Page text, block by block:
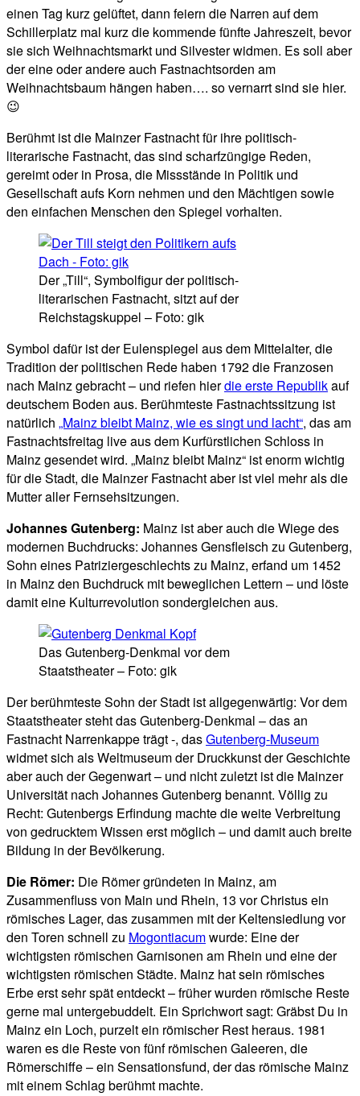
einen Tag kurz gelüftet, dann feiern die Narren auf dem
Schillerplatz mal kurz die kommende fünfte Jahreszeit, bevor
sie sich Weihnachtsmarkt und Silvester widmen. Es soll aber
der eine oder andere auch Fastnachtsorden am
Weihnachtsbaum hängen haben…. so vernarrt sind sie hier.
😉
Berühmt ist die Mainzer Fastnacht für ihre politisch-
literarische Fastnacht, das sind scharfzüngige Reden,
gereimt oder in Prosa, die Missstände in Politik und
Gesellschaft aufs Korn nehmen und den Mächtigen sowie
den einfachen Menschen den Spiegel vorhalten.
Der „Till“, Symbolfigur der politisch-
literarischen Fastnacht, sitzt auf der
Reichstagskuppel – Foto: gik
Symbol dafür ist der Eulenspiegel aus dem Mittelalter, die
Tradition der politischen Rede haben 1792 die Franzosen
nach Mainz gebracht – und riefen hierdie erste Republikauf
deutschem Boden aus. Berühmteste Fastnachtssitzung ist
natürlich „Mainz bleibt Mainz, wie es singt und lacht“, das am
Fastnachtsfreitag live aus dem Kurfürstlichen Schloss in
Mainz gesendet wird. „Mainz bleibt Mainz“ ist enorm wichtig
für die Stadt, die Mainzer Fastnacht aber ist viel mehr als die
Mutter aller Fernsehsitzungen.
Johannes Gutenberg: Mainz ist aber auch die Wiege des
modernen Buchdrucks: Johannes Gensfleisch zu Gutenberg,
Sohn eines Patriziergeschlechts zu Mainz, erfand um 1452
in Mainz den Buchdruck mit beweglichen Lettern – und löste
damit eine Kulturrevolution sondergleichen aus.
Das Gutenberg-Denkmal vor dem
Staatstheater – Foto: gik
Der berühmteste Sohn der Stadt ist allgegenwärtig: Vor dem
Staatstheater steht das Gutenberg-Denkmal – das an
Fastnacht Narrenkappe trägt -, dasGutenberg-Museum
widmet sich als Weltmuseum der Druckkunst der Geschichte
aber auch der Gegenwart – und nicht zuletzt ist die Mainzer
Universität nach Johannes Gutenberg benannt. Völlig zu
Recht: Gutenbergs Erfindung machte die weite Verbreitung
von gedrucktem Wissen erst möglich – und damit auch breite
Bildung in der Bevölkerung.
Die Römer: Die Römer gründeten in Mainz, am
Zusammenfluss von Main und Rhein, 13 vor Christus ein
römisches Lager, das zusammen mit der Keltensiedlung vor
den Toren schnell zu Mogontiacumwurde: Eine der
wichtigsten römischen Garnisonen am Rhein und eine der
wichtigsten römischen Städte. Mainz hat sein römisches
Erbe erst sehr spät entdeckt – früher wurden römische Reste
gerne mal untergebuddelt. Ein Sprichwort sagt: Gräbst Du in
Mainz ein Loch, purzelt ein römischer Rest heraus. 1981
waren es die Reste von fünf römischen Galeeren, die
Römerschiffe – ein Sensationsfund, der das römische Mainz
mit einem Schlag berühmt machte.